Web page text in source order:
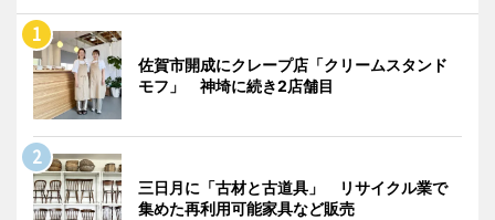
佐賀市開成にクレープ店「クリームスタンド
モフ」 神埼に続き2店舗目
三日月に「古材と古道具」 リサイクル業で
集めた再利用可能家具など販売